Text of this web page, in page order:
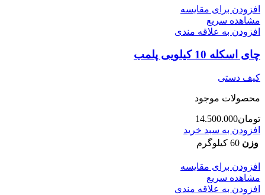
افزودن برای مقایسه
مشاهده سریع
افزودن به علاقه مندی
چای اسکله 10 کیلویی پلمب
کیف دستی
محصولات موجود
تومان14.500.000
افزودن به سبد خرید
وزن 60 کیلوگرم
افزودن برای مقایسه
مشاهده سریع
افزودن به علاقه مندی